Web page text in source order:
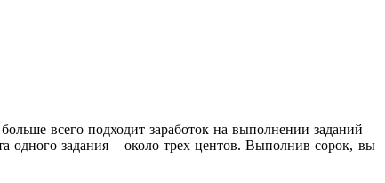
всего подходит заработок на выполнении заданий
одного задания – около трех центов. Выполнив сорок, вы